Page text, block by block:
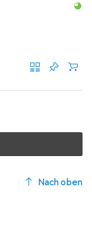
Nach oben